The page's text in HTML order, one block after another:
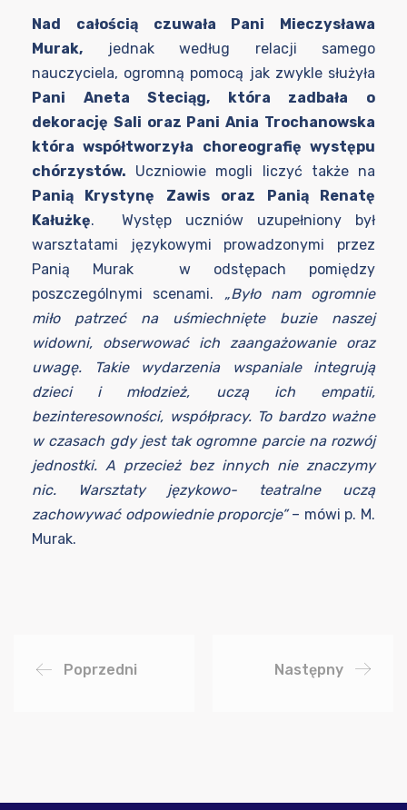
Nad całością czuwała Pani Mieczysława
Murak, jednak według relacji samego
nauczyciela, ogromną pomocą jak zwykle służyła
Pani Aneta Steciąg, która zadbała o
dekorację Sali oraz Pani Ania Trochanowska
która współtworzyła choreografię występu
chórzystów. Uczniowie mogli liczyć także na
Panią Krystynę Zawis oraz Panią Renatę
Kałużkę. Występ uczniów uzupełniony był
warsztatami językowymi prowadzonymi przez
Panią Murak w odstępach pomiędzy
poszczególnymi scenami. „Było nam ogromnie
miło patrzeć na uśmiechnięte buzie naszej
widowni, obserwować ich zaangażowanie oraz
uwagę. Takie wydarzenia wspaniale integrują
dzieci i młodzież, uczą ich empatii,
bezinteresowności, współpracy. To bardzo ważne
w czasach gdy jest tak ogromne parcie na rozwój
jednostki. A przecież bez innych nie znaczymy
nic. Warsztaty językowo- teatralne uczą
zachowywać odpowiednie proporcje”– mówi p. M.
Murak.
Poprzedni Następny